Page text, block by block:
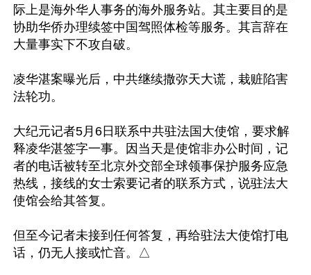
际上是海外华人事务的海外服务站。其主要目的是
协助华侨办理续签中国驾照体检等服务。其言辞在
大量事实下不攻自破。
凌华湛案曝光后，中共继续撒弥天大谎，栽赃陷害
法轮功。
大纪元记者5月6日联系中共驻法国大使馆，要求解
释凌华湛签字一事。因当天是使馆非办公时间，记
者的电话被转至北京外交部全球领事保护服务应急
热线，接线的女士索要记者的联系方式，说驻法大
使馆会给其答复。
但至今记者未接到任何答复，再给驻法大使馆打电